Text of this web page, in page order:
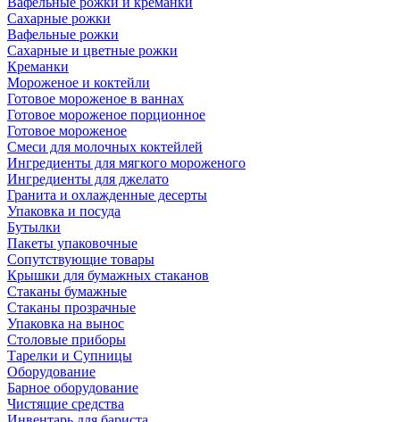
Сахарные рожки
Вафельные рожки
Сахарные и цветные рожки
Креманки
Мороженое и коктейли
Готовое мороженое в ваннах
Готовое мороженое порционное
Готовое мороженое
Смеси для молочных коктейлей
Ингредиенты для мягкого мороженого
Ингредиенты для джелато
Гранита и охлажденные десерты
Упаковка и посуда
Бутылки
Пакеты упаковочные
Сопутствующие товары
Крышки для бумажных стаканов
Стаканы бумажные
Стаканы прозрачные
Упаковка на вынос
Столовые приборы
Тарелки и Супницы
Оборудование
Барное оборудование
Чистящие средства